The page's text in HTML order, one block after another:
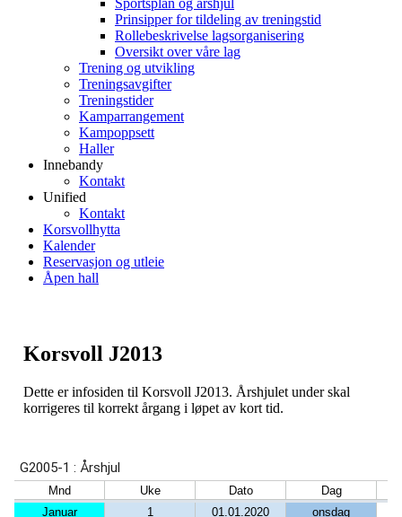
Sportsplan og årshjul
Prinsipper for tildeling av treningstid
Rollebeskrivelse lagsorganisering
Oversikt over våre lag
Trening og utvikling
Treningsavgifter
Treningstider
Kamparrangement
Kampoppsett
Haller
Innebandy
Kontakt
Unified
Kontakt
Korsvollhytta
Kalender
Reservasjon og utleie
Åpen hall
Korsvoll J2013
Dette er infosiden til Korsvoll J2013. Årshjulet under skal
korrigeres til korrekt årgang i løpet av kort tid.